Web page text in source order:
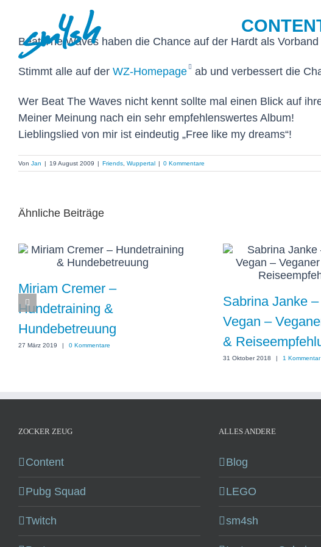
springen
Beat The Waves haben die Chance auf der Hardt als
Stimmt alle auf der WZ-Homepage ab und verbessert die
Wer Beat The Waves nicht kennt sollte mal einen Blick auf
Meiner Meinung nach ein sehr empfehlenswertes Album!
Lieblingslied von mir ist eindeutig „Free like my dreams“!
Von Jan | 19 August 2009 | Friends Wuppertal | 0 Kommentare
Ähnliche Beiträge
Miriam Cremer –
Hundetraining &
Hundebetreuung
27 März 2019 | 0 Kommentare
Sabrina Janke
Vegan –
&
31 Oktober 2018 | 1 Kommentar
ZOCKER ZEUG
Content
Pubg Squad
Twitch
ALLES ANDERE
Blog
LEGO
sm4sh